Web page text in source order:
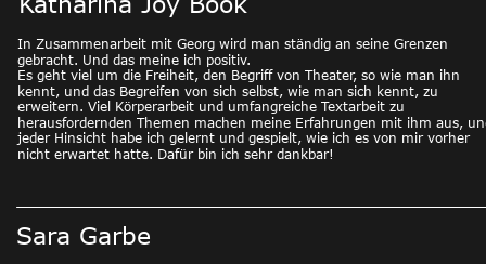
In Zusammenarbeit mit Georg wird man ständig an seine Grenzen
gebracht. Und das meine ich positiv.
Es geht viel um die Freiheit, den Begriff von Theater, so wie man ihn
kennt, und das Begreifen von sich selbst, wie man sich kennt, zu
erweitern. Viel Körperarbeit und umfangreiche Textarbeit zu
herausfordernden Themen machen meine Erfahrungen mit ihm aus,
jeder Hinsicht habe ich gelernt und gespielt, wie ich es von mir vorher
nicht erwartet hatte. Dafür bin ich sehr dankbar!
Sara Garbe